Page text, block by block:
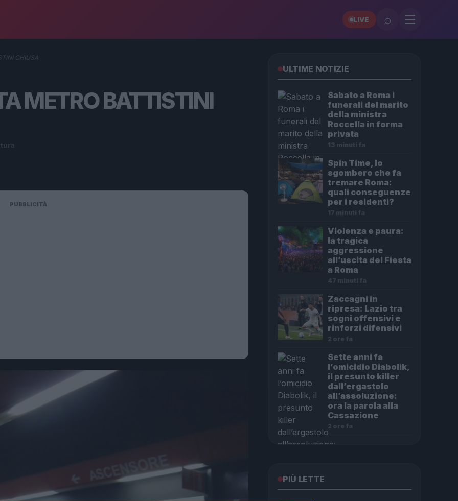
LIVE ⌕
CHIUSA
METRO BATTISTINI
PUBBLICITÀ
ULTIME NOTIZIE
Sabato a Roma i
funerali del marito
della ministra
Roccella in forma
privata
13 minuti fa
Spin Time, lo
sgombero che fa
tremare Roma:
quali conseguenze
per i residenti?
17 minuti fa
Violenza e paura:
la tragica
aggressione
all’uscita del Fiesta
a Roma
47 minuti fa
Zaccagni in
ripresa: Lazio tra
sogni offensivi e
rinforzi difensivi
2 ore fa
Sette anni fa
l’omicidio Diabolik,
il presunto killer
dall’ergastolo
all’assoluzione:
ora la parola alla
Cassazione
2 ore fa
PIÙ LETTE